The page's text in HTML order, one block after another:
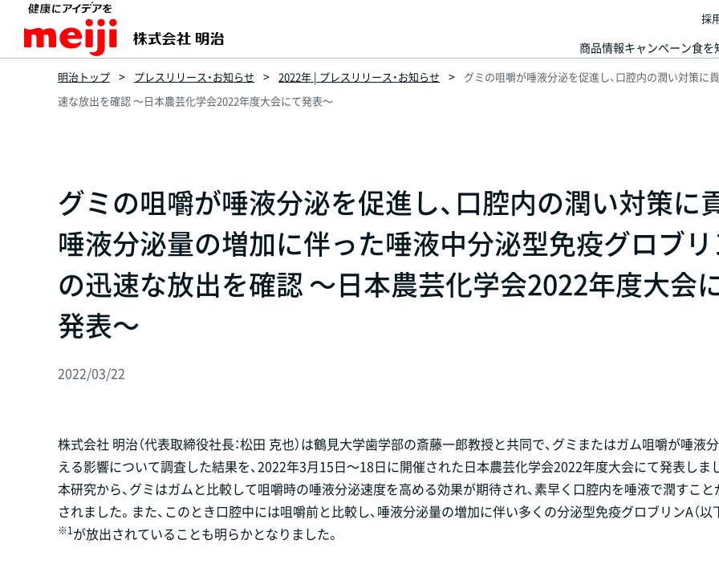
商品情報キャンペーン食を
採
明治トップ プレスリリース・お知らせ 2022年 | プレスリリース・お知らせ
グミの咀嚼が唾液分泌を促進し、口腔内の潤い対策
速な放出を確認 ～日本農芸化学会2022年度大会にて発表～
グミの咀嚼が唾液分泌を促進し、口腔内の潤い対策に
唾液分泌量の増加に伴った唾液中分泌型免疫グロブ
の迅速な放出を確認 ～日本農芸化学会2022年度大会
発表～
2022/03/22
株式会社 明治（代表取締役社長：松田 克也）は鶴見大学歯学部の斎藤一郎教授と共同で、グミまたはガム咀嚼が唾液
える影響について調査した結果を、2022年3月15日～18日に開催された日本農芸化学会2022年度大会にて発表しま
本研究から、グミはガムと比較して咀嚼時の唾液分泌速度を高める効果が期待され、素早く口腔内を唾液で潤すこと
されました。また、このとき口腔中には咀嚼前と比較し、唾液分泌量の増加に伴い多くの分泌型免疫グロブリンA（以
※1が放出されていることも明らかとなりました。